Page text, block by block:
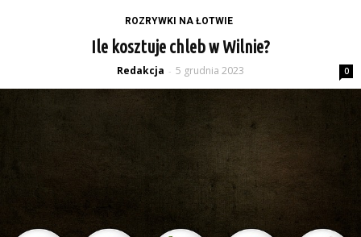
ROZRYWKI NA ŁOTWIE
Ile kosztuje chleb w Wilnie?
Redakcja - 5 grudnia 2023 0